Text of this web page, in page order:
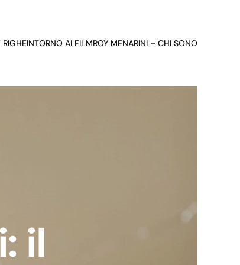
RIGHEINTORNO AI FILMROY MENARINI – CHI SONO
il